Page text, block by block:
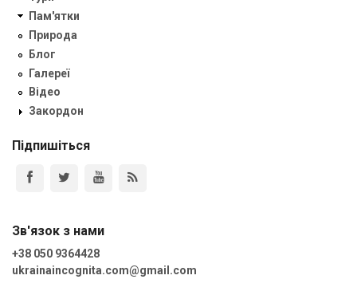
Пам'ятки
Природа
Блог
Галереї
Відео
Закордон
Підпишіться
Зв'язок з нами
+38 050 9364428
ukrainaincognita.com@gmail.com